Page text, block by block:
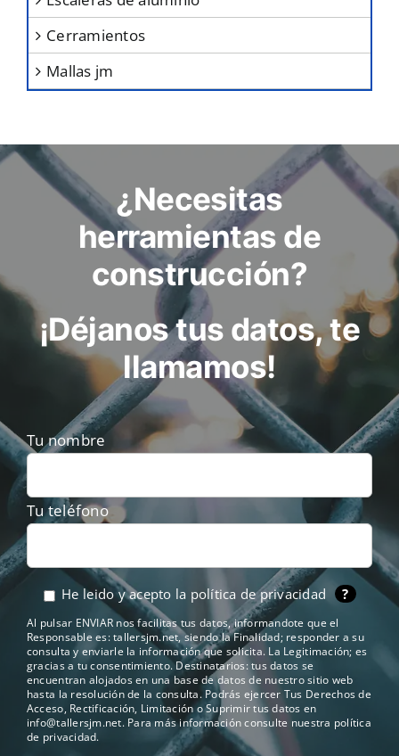
cerramientos
mallas jm
¿Necesitas
herramientas de
construcción?
¡Déjanos tus datos, te
llamamos!
Tu nombre
Tu teléfono
He leido y acepto la política de privacidad ?
Al pulsar ENVIAR nos facilitas tus datos, informandote que el
Responsable es: tallersjm.net, siendo la Finalidad; responder a su
consulta y enviarle la información que solicita. La Legitimación; es
gracias a tu consentimiento. Destinatarios: tus datos se
encuentran alojados en una base de datos de nuestro sitio web
hasta la resolución de la consulta. Podrás ejercer Tus Derechos de
Acceso, Rectificación, Limitación o Suprimir tus datos en
info@tallersjm.net. Para más información consulte nuestra política
de privacidad.